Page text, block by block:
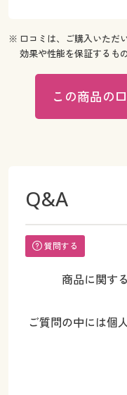
※ 口コミは、ご購入いただ
効果や性能を保証するも
この商品の
Q&A
質問する
商品に関す
ご質問の中には個